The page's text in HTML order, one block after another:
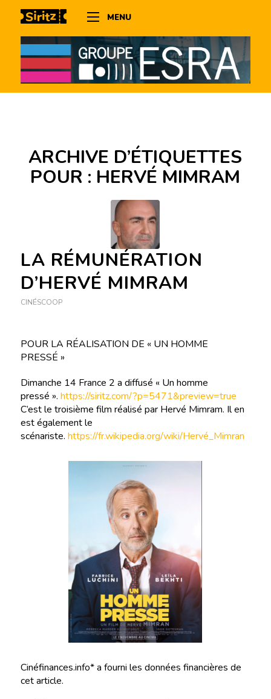
MENU
ARCHIVE D’ÉTIQUETTES
POUR : HERVÉ MIMRAM
LA RÉMUNÉRATION
D’HERVÉ MIMRAM
CINÉSCOOP
POUR LA RÉALISATION DE « UN HOMME
PRESSÉ »
Dimanche 14 France 2 a diffusé « Un homme
pressé ». https://siritz.com/?p=5471&preview=true
C’est le troisième film réalisé par Hervé Mimram. Il en
est également le
scénariste. https://fr.wikipedia.org/wiki/Hervé_Mimran
Cinéfinances.info* a fourni les données financières de
cet article.